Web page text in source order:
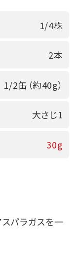
1/4株
2本
1/2缶（約40g）
大さじ1
30g
パラガスを一